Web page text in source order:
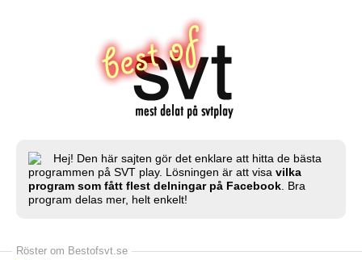
Hej! Den här sajten gör det enklare att hitta de bästa
programmen på SVT play. Lösningen är att visa vilka
program som fått flest delningar på Facebook . Bra
program delas mer, helt enkelt!
Röster om Bestofsvt.se